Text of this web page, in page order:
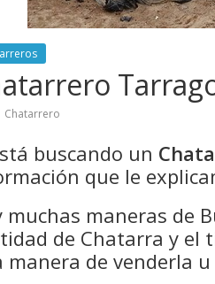
Chatarrero
buscando un
que le
muchas maneras de
de Chatarra y el
manera de venderla